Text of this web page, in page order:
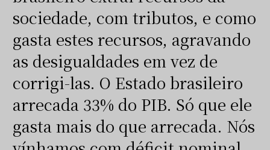
sociedade, com tributos, e como
gasta estes recursos, agravando
as desigualdades em vez de
corrigi-las. O Estado brasileiro
arrecada 33% do PIB. Só que ele
gasta mais do que arrecada. Nós